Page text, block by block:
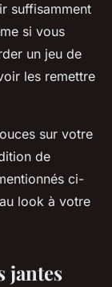
suffisamment
si vous
un jeu de
les remettre
sur votre
de
ci-
look à votre
jantes